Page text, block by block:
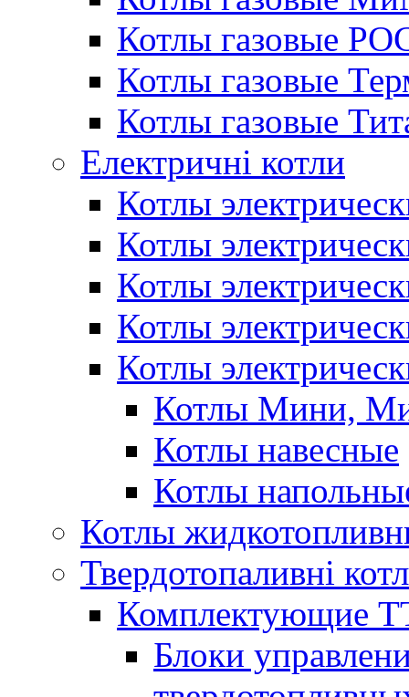
Котлы газовые
Котлы газовые
Котлы газовые
Електричні котли
Котлы
Котлы
Котлы
Котлы
Котлы
Котлы Мини,
Котлы навесные
Котлы
Котлы
Твердотопаливні
Комплектующие
Блоки